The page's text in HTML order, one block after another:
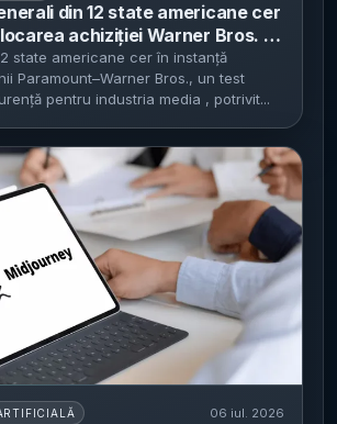
din 12 state americane cer
achiziției Warner Bros. de
- coaliția invocă riscul ca
să controleze aproape o
de distribuție și TV prin cablu
state americane cer în instanță
Paramount–Warner Bros., un test
pentru industria media , potrivit...
06 iul. 2026